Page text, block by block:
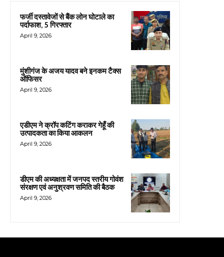
फर्जी दस्तावेजों से बैंक लोन घोटाले का
पर्दाफाश, 5 गिरफ्तार
April 9, 2026
मुंशीगंज के अजय यादव बने इनकम टैक्स
ऑफिसर
April 9, 2026
एडीएम ने क्रॉप कटिंग कराकर गेहूँ की
उत्पादकता का किया आकलन
April 9, 2026
डीएम की अध्यक्षता में जनपद स्तरीय गोवंश
संरक्षण एवं अनुश्रवण समिति की बैठक
April 9, 2026